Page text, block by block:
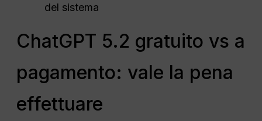
del sistema
ChatGPT 5.2 gratuito vs a
pagamento: vale la pena
effettuare